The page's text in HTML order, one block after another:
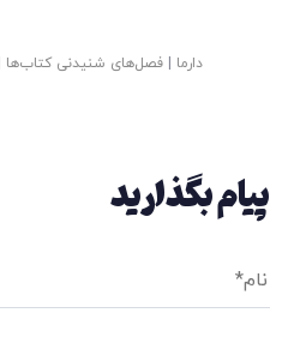
دارما فصل‌های شنیدنی کتاب‌ها
پیام بگذارید